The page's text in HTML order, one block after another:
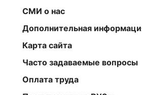
СМИ о нас
Дополнительная
Карта сайта
Часто задаваемые вопросы
Оплата труда